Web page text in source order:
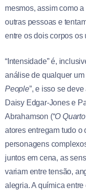
mesmos, assim como
outras pessoas e
entre os dois corpos os
“Intensidade” é,
análise de qualquer
People”, e isso se
Daisy Edgar-Jones e
Abrahamson (“O
atores entregam tudo o
personagens
juntos em cena, as
variam entre tensão,
alegria. A química